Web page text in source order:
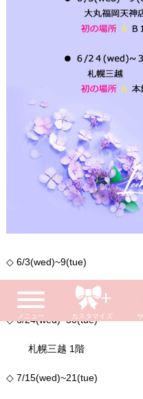
◇ 6/3(wed)~9(tue)
大丸福岡天神店 B1階
◇ 6/24(wed)~30(tue)
札幌三越 1階
◇ 7/15(wed)~21(tue)
メニュー カスタマイズ